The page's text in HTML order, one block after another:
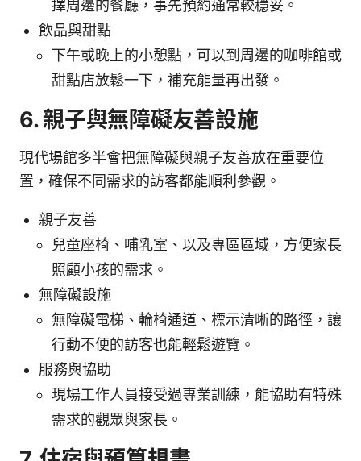
擇周邊的餐廳，事先預約通常較穩妥。
飲品與甜點
下午或晚上的小憩點，可以到周邊的咖啡館或
甜點店放鬆一下，補充能量再出發。
6. 親子與無障礙友善設施
現代場館多半會把無障礙與親子友善放在重要位
置，確保不同需求的訪客都能順利參觀。
親子友善
兒童座椅、哺乳室、以及專區區域，方便家長
照顧小孩的需求。
無障礙設施
無障礙電梯、輪椅通道、標示清晰的路徑，讓
行動不便的訪客也能輕鬆遊覽。
服務與協助
現場工作人員接受過專業訓練，能協助有特殊
需求的觀眾與家長。